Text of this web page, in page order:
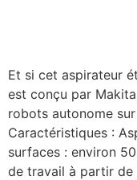
Et si cet aspirateur
est conçu par
robots autonome
Caractéristiques :
surfaces : environ
de travail à partir de